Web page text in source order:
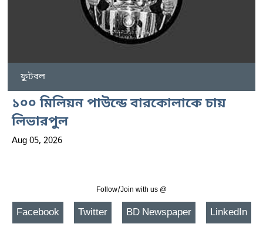
ফুটবল
১০০ মিলিয়ন পাউন্ডে বারকোলাকে চায়
লিভারপুল
Aug 05, 2026
Follow/Join with us @
Facebook Twitter BD Newspaper LinkedIn